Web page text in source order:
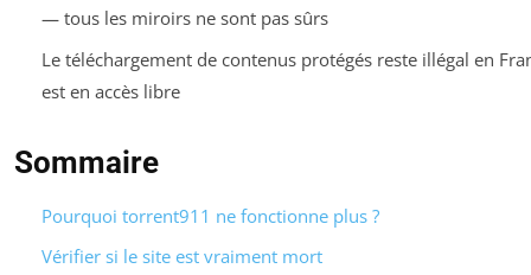
— tous les miroirs ne sont pas sûrs
Le téléchargement de contenus protégés reste illégal en
est en accès libre
Sommaire
Pourquoi torrent911 ne fonctionne plus ?
Vérifier si le site est vraiment mort